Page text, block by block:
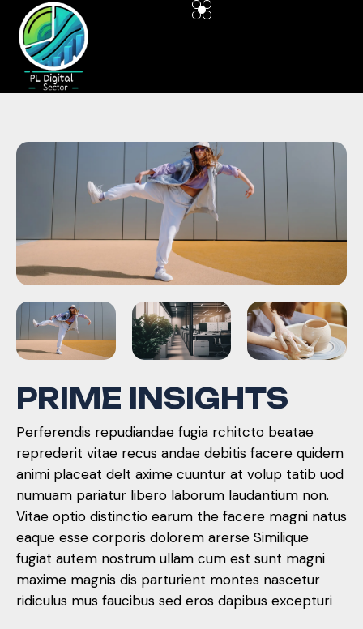
PRIME INSIGHTS
Perferendis repudiandae fugia rchitcto beatae
reprederit vitae recus andae debitis facere quidem
animi placeat delt axime cuuntur at volup tatib uod
numuam pariatur libero laborum laudantium non.
Vitae optio distinctio earum the facere magni natus
eaque esse corporis dolorem arerse Similique
fugiat autem nostrum ullam cum est sunt magni
maxime magnis dis parturient montes nascetur
ridiculus mus faucibus sed eros dapibus excepturi